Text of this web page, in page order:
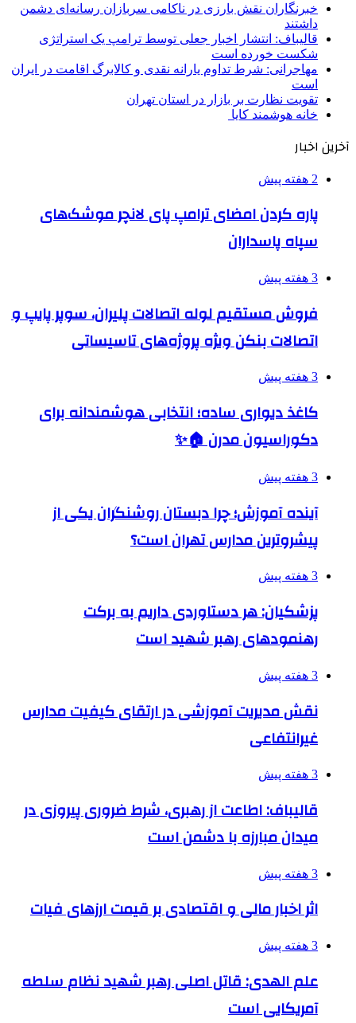
خبرنگاران نقش بارزی در ناکامی سربازان رسانه‌ای دشمن
داشتند
قالیباف: انتشار اخبار جعلی توسط ترامپ یک استراتژی
شکست خورده است
مهاجرانی: شرط تداوم یارانه نقدی و کالابرگ اقامت در ایران
است
تقویت نظارت بر بازار در استان تهران
خانه هوشمند کایا
آخرین اخبار
2 هفته پیش
پاره کردن امضای ترامپ پای لانچر موشک‌های
سپاه پاسداران
3 هفته پیش
فروش مستقیم لوله اتصالات پلیران، سوپر پایپ و
اتصالات بنکن ویژه پروژه‌های تاسیساتی
3 هفته پیش
کاغذ دیواری ساده؛ انتخابی هوشمندانه برای
دکوراسیون مدرن 🏠✨
3 هفته پیش
آینده آموزش؛ چرا دبستان روشنگران یکی از
پیشروترین مدارس تهران است؟
3 هفته پیش
پزشکیان: هر دستاوردی داریم به برکت
رهنمودهای رهبر شهید است
3 هفته پیش
نقش مدیریت آموزشی در ارتقای کیفیت مدارس
غیرانتفاعی
3 هفته پیش
قالیباف: اطاعت از رهبری، شرط ضروری پیروزی در
میدان مبارزه با دشمن است
3 هفته پیش
اثر اخبار مالی و اقتصادی بر قیمت ارزهای فیات
3 هفته پیش
علم الهدی: قاتل اصلی رهبر شهید نظام سلطه
آمریکایی است